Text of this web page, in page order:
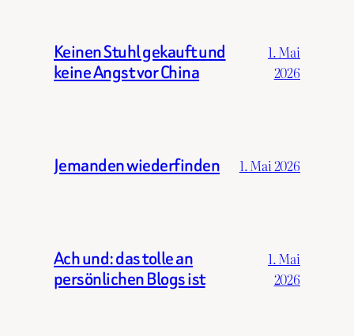
Keinen Stuhl gekauft und
keine Angst vor China
1. Mai
2026
Jemanden wiederfinden 1. Mai 2026
Ach und: das tolle an
persönlichen Blogs ist
1. Mai
2026